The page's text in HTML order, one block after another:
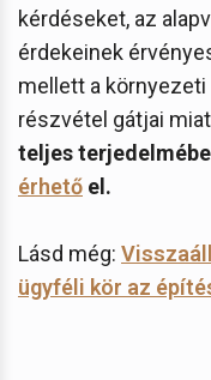
kérdéseket, az
érdekeinek
mellett a
részvétel gátjai
teljes
érhető el.
Lásd még:
ügyféli kör az